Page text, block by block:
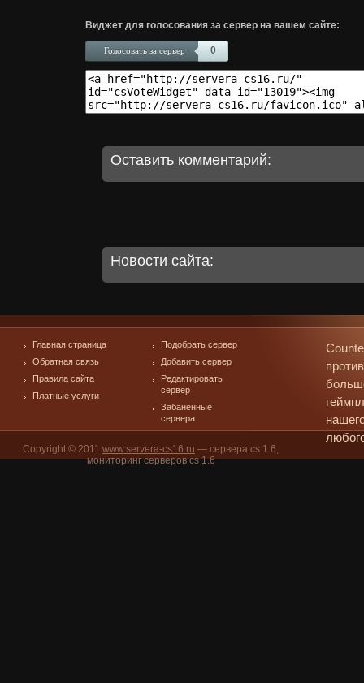
Виджет для голосования за сервер на вашем сайте:
0
Голосовать за сервер
Оставить комментарий:
Новости сайта:
Главная страница
Обратная связь
Правила сайта
Платные услуги
Подобрать сервер
Добавить сервер
Редактировать
сервер
Забаненные
сервера
Copyright © 2011 www.servera-cs16.ru — сервера cs 1.6,
мониторинг серверов cs 1.6